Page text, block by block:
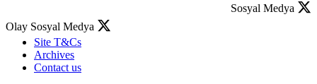
Sosyal Medya
Olay Sosyal Medya
Site T&Cs
Archives
Contact us